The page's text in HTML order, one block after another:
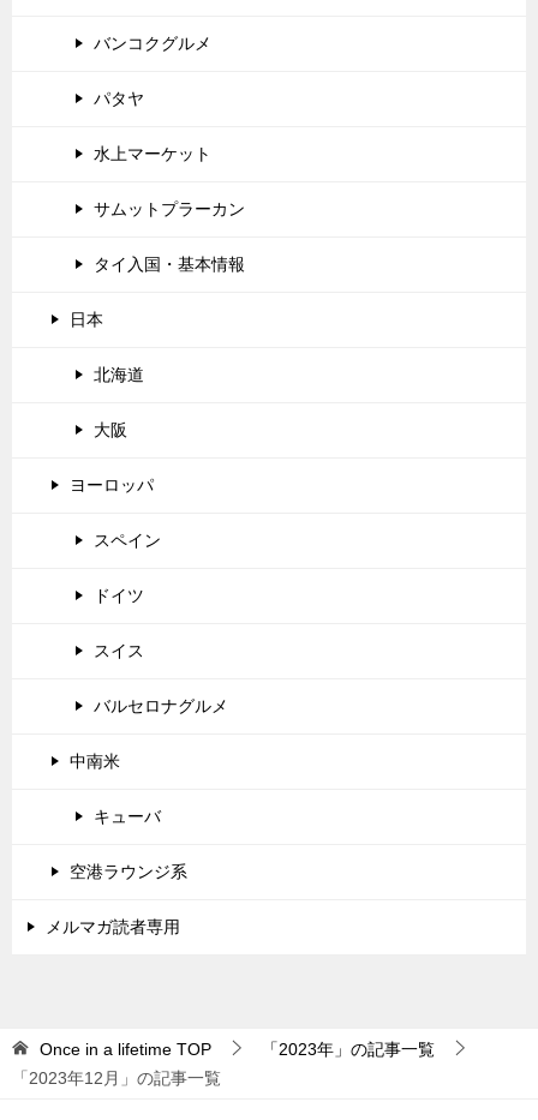
バンコクグルメ
パタヤ
水上マーケット
サムットプラーカン
タイ入国・基本情報
日本
北海道
大阪
ヨーロッパ
スペイン
ドイツ
スイス
バルセロナグルメ
中南米
キューバ
空港ラウンジ系
メルマガ読者専用
Once in a lifetime TOP
「2023年」の記事一覧
「2023年12月」の記事一覧